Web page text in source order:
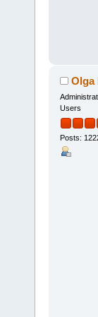
Olga
Users
Posts: